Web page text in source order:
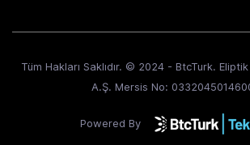
Tüm Hakları Saklıdır. © 2024 - BtcTurk.
A.Ş. Mersis No:
Powered By